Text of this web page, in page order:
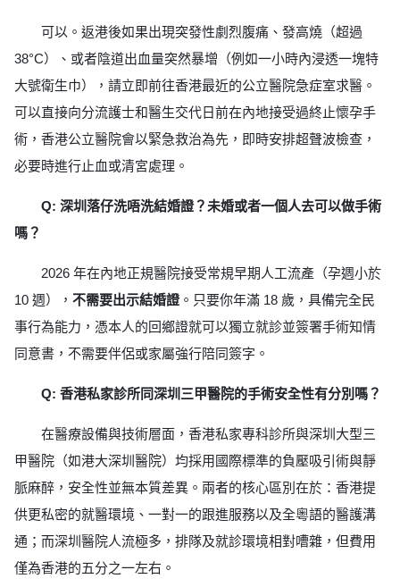
可以。返港後如果出現突發性劇烈腹痛、發高燒（超過
38°C）、或者陰道出血量突然暴增（例如一小時內浸透一塊特
大號衛生巾），請立即前往香港最近的公立醫院急症室求醫。
可以直接向分流護士和醫生交代日前在內地接受過終止懷孕手
術，香港公立醫院會以緊急救治為先，即時安排超聲波檢查，
必要時進行止血或清宮處理。
Q: 深圳落仔洗唔洗結婚證？未婚或者一個人去可以做手術
嗎？
2026 年在內地正規醫院接受常規早期人工流產（孕週小於
10 週）， 不需要出示結婚證。只要你年滿 18 歲，具備完全民
事行為能力，憑本人的回鄉證就可以獨立就診並簽署手術知情
同意書，不需要伴侶或家屬強行陪同簽字。
Q: 香港私家診所同深圳三甲醫院的手術安全性有分別嗎？
在醫療設備與技術層面，香港私家專科診所與深圳大型三
甲醫院（如港大深圳醫院）均採用國際標準的負壓吸引術與靜
脈麻醉，安全性並無本質差異。兩者的核心區別在於：香港提
供更私密的就醫環境、一對一的跟進服務以及全粵語的醫護溝
通；而深圳醫院人流極多，排隊及就診環境相對嘈雜，但費用
僅為香港的五分之一左右。